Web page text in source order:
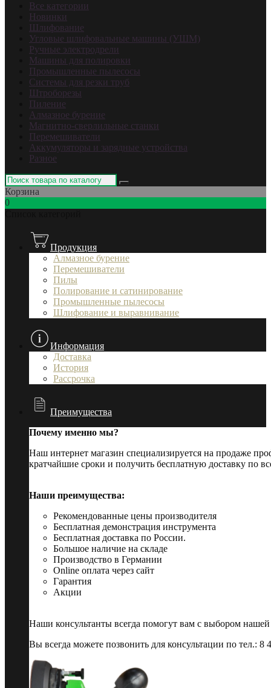
Все категории
Новинки
Шлифование
Угловые шлифовальные машины (УШМ)
Ручные электродрели
Машины для полировки
Промышленные пылесосы
Системы для резки труб
Штроборезы
Пиление
Алмазное бурение
Магнитно-сверлильные станки
Перемешиватели
Аккумуляторы и зарядные устройства
Разное
Корзина
0
Продукция
Алмазное бурение
Перемешиватели
Пилы
Полирование и сатинирование
Промышленные пылесосы
Шлифование и выравнивание
Информация
Доставка
История
Рассрочка
Преимущества
Почему именно мы?
Наш интернет магазин специализируется на продаже
кратчайшие сроки и получить бесплатную доставку по
Наши преимущества:
Рекомендованные цены производителя
Бесплатная демонстрация инструмента
Бесплатная доставка по России.
Большое наличие на складе
Производство в Германии
Online оплата через сайт
Гарантия
Акции
Наши консультанты всегда помогут вам с выбором
Вы всегда можете позвонить для консультации по тел.: